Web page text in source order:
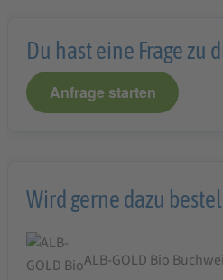
Du hast eine Frage zu
Anfrage starten
Wird gerne dazu
ALB-GOLD Bio